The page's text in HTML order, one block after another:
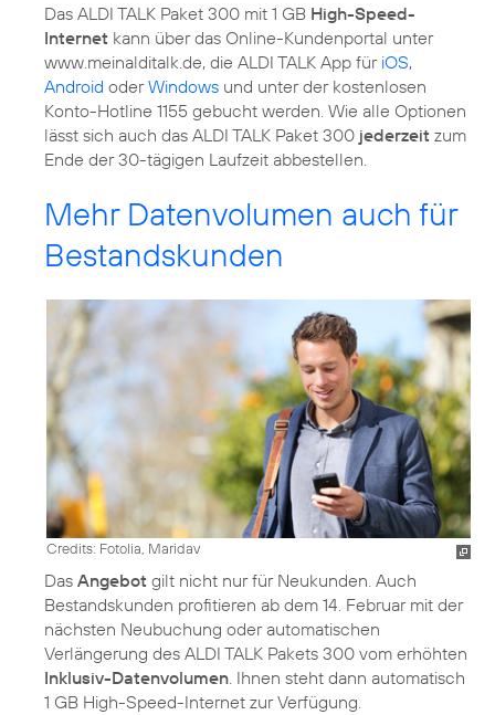
Das ALDI TALK Paket 300 mit 1 GB High-Speed-
Internet kann über das Online-Kundenportal unter
www.meinalditalk.de, die ALDI TALK App für iOS,
Android oderWindows und unter der kostenlosen
Konto-Hotline 1155 gebucht werden. Wie alle Optionen
lässt sich auch das ALDI TALK Paket 300 jederzeit zum
Ende der 30-tägigen Laufzeit abbestellen.
Mehr Datenvolumen auch für
Bestandskunden
Credits: Fotolia, Maridav
Das Angebot gilt nicht nur für Neukunden. Auch
Bestandskunden profitieren ab dem 14. Februar mit der
nächsten Neubuchung oder automatischen
Verlängerung des ALDI TALK Pakets 300 vom erhöhten
Inklusiv-Datenvolumen. Ihnen steht dann automatisch
1 GB High-Speed-Internet zur Verfügung.